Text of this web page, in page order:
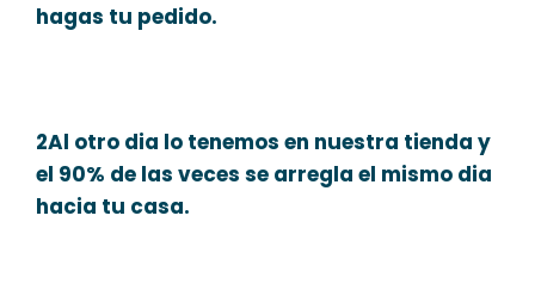
hagas tu pedido.
2Al otro dia lo tenemos en nuestra tienda y
el 90% de las veces se arregla el mismo dia
hacia tu casa.